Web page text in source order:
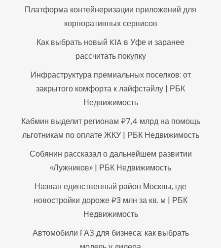
Платформа контейнеризации приложений для
корпоративных сервисов
Как выбрать новый KIA в Уфе и заранее
рассчитать покупку
Инфраструктура премиальных поселков: от
закрытого комфорта к лайфстайлу | РБК
Недвижимость
Кабмин выделит регионам ₽7,4 млрд на помощь
льготникам по оплате ЖКУ | РБК Недвижимость
Собянин рассказал о дальнейшем развитии
«Лужников» | РБК Недвижимость
Назван единственный район Москвы, где
новостройки дороже ₽3 млн за кв. м | РБК
Недвижимость
Автомобили ГАЗ для бизнеса: как выбрать